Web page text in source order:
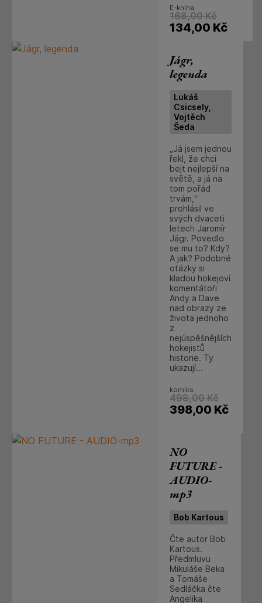
E-kniha
168,00 Kč
134,00 Kč
Jágr,
legenda
Lukáš
Csicsely,
Vojtěch
Šeda
„Já jsem jednou
řekl, že chci
bejt nejlepší na
světě, a já na
tom pořád
trvám,“
prohlásil ve
svých dvaceti
letech Jaromír
Jágr. Povedlo
se mu to? Kdy?
A jak? Podobné
otázky si
kladou hokejoví
komentátoři
Andy a Dave
nad obrazy ze
života jednoho
z
nejúspěšnějších
hokejistů
historie. Ty
ukazují...
komiks
498,00 Kč
398,00 Kč
NO
FUTURE -
AUDIO-
mp3
Bob Kartous
Čte autor Bob
Kartous.
Předmluvu
Mikuláše Beka
a Tomáše
Sedláčka čte
Angelika